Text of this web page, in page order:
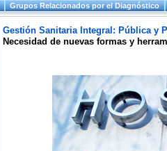
Gestión Sanitaria Integral: Pública y
Necesidad de nuevas formas y
Grupos Relacionados por el Diagnóstico